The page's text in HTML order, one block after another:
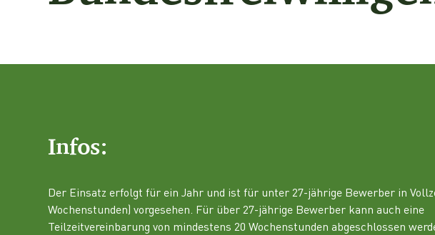
Infos:
Der Einsatz erfolgt für ein Jahr und ist für unter 27-jährige Bewerber in
Wochenstunden) vorgesehen. Für über 27-jährige Bewerber kann auch eine
Teilzeitvereinbarung von mindestens 20 Wochenstunden abgeschlossen